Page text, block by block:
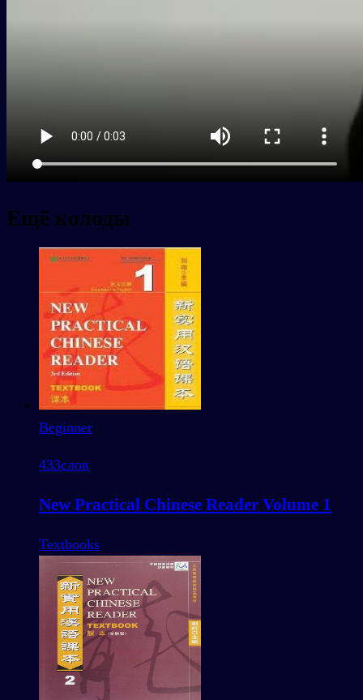
Ещё колоды
Beginner
433слов
New Practical Chinese Reader Volume 1
Textbooks